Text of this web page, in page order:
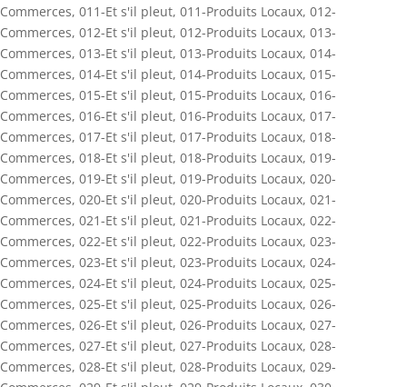
Commerces, 011-Et s'il pleut, 011-Produits Locaux, 012-
Commerces, 012-Et s'il pleut, 012-Produits Locaux, 013-
Commerces, 013-Et s'il pleut, 013-Produits Locaux, 014-
Commerces, 014-Et s'il pleut, 014-Produits Locaux, 015-
Commerces, 015-Et s'il pleut, 015-Produits Locaux, 016-
Commerces, 016-Et s'il pleut, 016-Produits Locaux, 017-
Commerces, 017-Et s'il pleut, 017-Produits Locaux, 018-
Commerces, 018-Et s'il pleut, 018-Produits Locaux, 019-
Commerces, 019-Et s'il pleut, 019-Produits Locaux, 020-
Commerces, 020-Et s'il pleut, 020-Produits Locaux, 021-
Commerces, 021-Et s'il pleut, 021-Produits Locaux, 022-
Commerces, 022-Et s'il pleut, 022-Produits Locaux, 023-
Commerces, 023-Et s'il pleut, 023-Produits Locaux, 024-
Commerces, 024-Et s'il pleut, 024-Produits Locaux, 025-
Commerces, 025-Et s'il pleut, 025-Produits Locaux, 026-
Commerces, 026-Et s'il pleut, 026-Produits Locaux, 027-
Commerces, 027-Et s'il pleut, 027-Produits Locaux, 028-
Commerces, 028-Et s'il pleut, 028-Produits Locaux, 029-